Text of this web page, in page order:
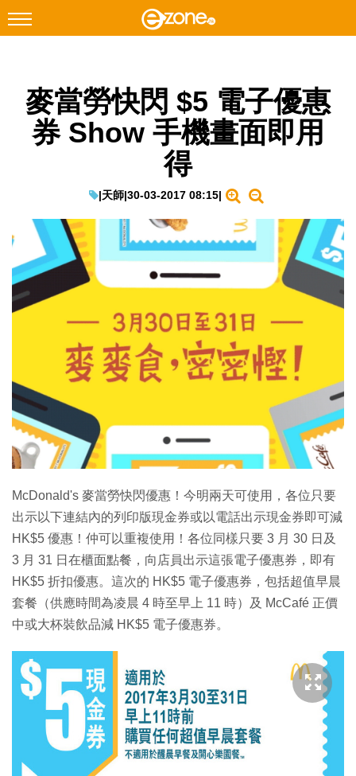
Facebook Instagram
科技焦點
教學評測
EduTech
IT Times
生成式AI與雲端應用
Enterprise Digital Transformation
麥當勞快閃 $5 電子優惠
券 Show 手機畫面即用
得
|天師|30-03-2017 08:15|
McDonald's 麥當勞快閃優惠！今明兩天可使用，各位只要
出示以下連結內的列印版現金券或以電話出示現金券即可減
HK$5 優惠！仲可以重複使用！各位同樣只要 3 月 30 日及
3 月 31 日在櫃面點餐，向店員出示這張電子優惠券，即有
HK$5 折扣優惠。這次的 HK$5 電子優惠券，包括超值早晨
套餐（供應時間為凌晨 4 時至早上 11 時）及 McCafé 正價
中或大杯裝飲品減 HK$5 電子優惠券。